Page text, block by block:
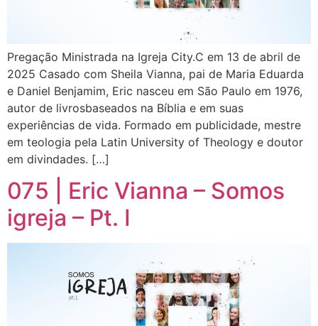
Pregação Ministrada na Igreja City.C em 13 de abril de
2025 Casado com Sheila Vianna, pai de Maria Eduarda
e Daniel Benjamim, Eric nasceu em São Paulo em 1976,
autor de livrosbaseados na Bíblia e em suas
experiências de vida. Formado em publicidade, mestre
em teologia pela Latin University of Theology e doutor
em divindades. […]
075 | Eric Vianna – Somos
igreja – Pt. I